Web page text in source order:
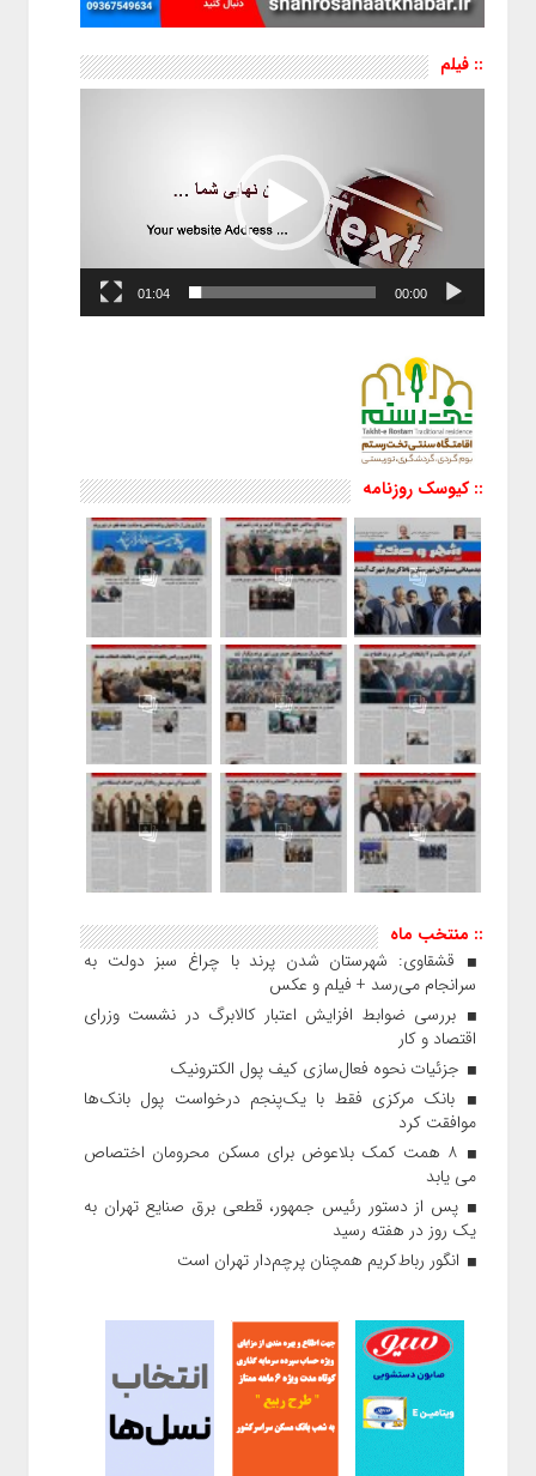
:: فیلم
نمایشگر
00:00
01:04
:: کیوسک روزنامه
:: منتخب ماه
قشقاوی: شهرستان شدن پرند با چراغ سبز دولت به
سرانجام می‌رسد + فیلم و عکس
بررسی ضوابط افزایش اعتبار کالابرگ در نشست وزرای
اقتصاد و کار
جزئیات نحوه فعال‌سازی کیف پول الکترونیک
بانک مرکزی فقط با یک‌‎پنجم درخواست پول بانک‌ها
موافقت کرد
۸ همت کمک بلاعوض برای مسکن محرومان اختصاص
می یابد
پس از دستور رئیس‌ جمهور، قطعی برق صنایع تهران به
یک روز در هفته رسید
انگور رباط‌کریم همچنان پرچم‌دار تهران است